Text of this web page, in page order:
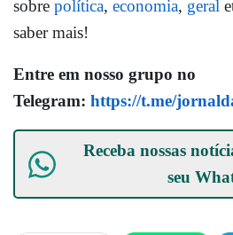
sobre política, economia, geral
saber mais!
Entre em nosso grupo no
Telegram: https://t.me/
Receba nossas
seu